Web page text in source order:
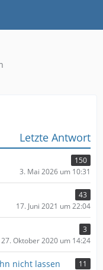
Letzte Antwort
150
3. Mai 2026 um 10:31
43
17. Juni 2021 um 22:04
3
27. Oktober 2020 um 14:24
nicht lassen
11